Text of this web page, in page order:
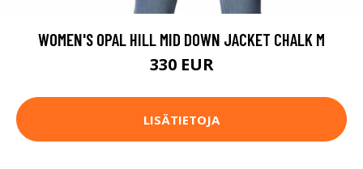
WOMEN'S OPAL HILL MID DOWN JACKET CHALK M
330 EUR
LISÄTIETOJA